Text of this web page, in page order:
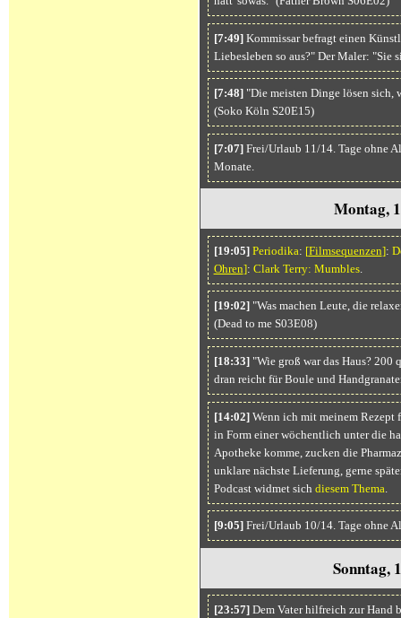
[7:49]Kommissar befragt einen
Liebesleben so aus?" Der Maler:
[7:48]"Die meisten Dinge lösen sich,
(Soko Köln S20E15)
[7:07]Frei/Urlaub 11/14. Tage ohne
Monate.
Montag,
[19:05] Periodika: [Filmsequenzen]:
Ohren]: Clark Terry: Mumbles.
[19:02]"Was machen Leute, die
(Dead to me S03E08)
[18:33]"Wie groß war das Haus? 200
dran reicht für Boule und
[14:02]Wenn ich mit meinem Rezept
in Form einer wöchentlich unter die
Apotheke komme, zucken die
unklare nächste Lieferung, gerne
Podcast widmet sich diesem Thema
[9:05]Frei/Urlaub 10/14. Tage ohne
Sonntag,
[23:57]Dem Vater hilfreich zur Hand